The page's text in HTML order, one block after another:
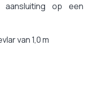
aansluiting op een
van 1,0 m